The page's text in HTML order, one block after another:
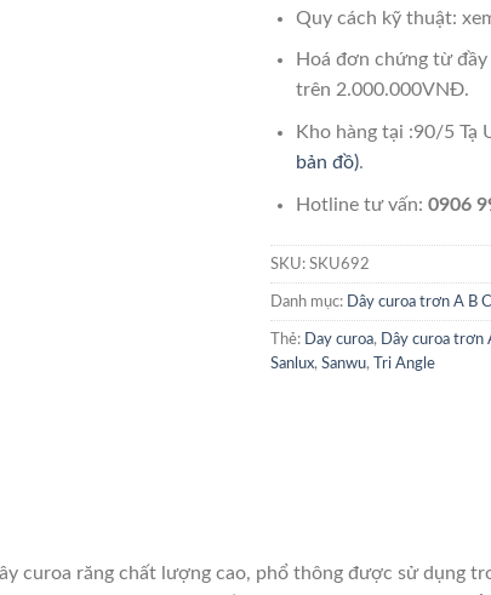
Quy cách kỹ thuật:
Hoá đơn chứng từ
trên 2.000.000VNĐ.
Kho hàng tại :90/5 Tạ
bản đồ).
Hotline tư vấn: 0906
SKU: SKU692
Danh mục: Dây curoa trơn A B
Thẻ: Day curoa, Dây curoa trơn
Sanlux, Sanwu, Tri Angle
curoa răng chất lượng cao, phổ thông được sử dụng